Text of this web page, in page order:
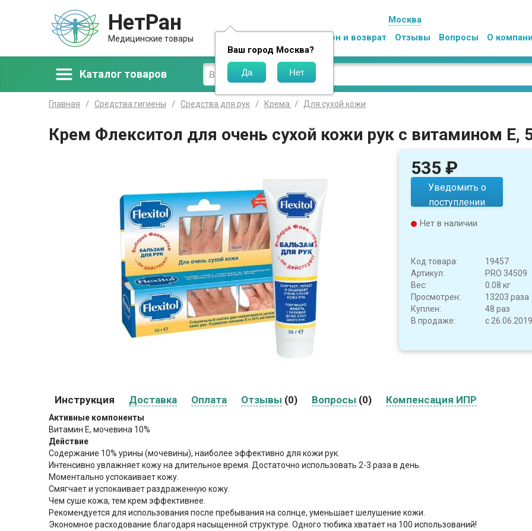
НетРан
Медицинские товары
Москва
Ваш город Москва?
Обмен и возврат Отзывы Вопросы О
Каталог товаров
Главная Средства гигиены Средства для рук Крема Для сухой кожи
Крем Флекситол для очень сухой кожи рук с витамином Е,
535 ₽
Уведомить о
поступлении
Нет в наличии
Код товара:
19457
Артикул:
PRO 34509
Вес:
0.08 кг
Просмотрен:
13203 раза
Куплен:
48 раз
В продаже:
с 26.06.2019
Инструкция Доставка Оплата Отзывы (0) Вопросы (0) Компенсация ИПР
Активные компоненты
Витамин E, мочевина 10%
Действие
Содержание 10% урины (мочевины), наиболее эффективно для кожи рук.
Интенсивно увлажняет кожу на длительное время. Достаточно использовать 2-3 раза в день.
Моментально успокаивает кожу.
Смягчает и успокаивает раздраженную кожу.
Чем суше кожа, тем крем эффективнее.
Рекомендуется для использования после пребывания на солнце, уменьшает шелушение кожи.
Экономное расходование благодаря насыщенной структуре. Одного тюбика хватает на 100 использований!